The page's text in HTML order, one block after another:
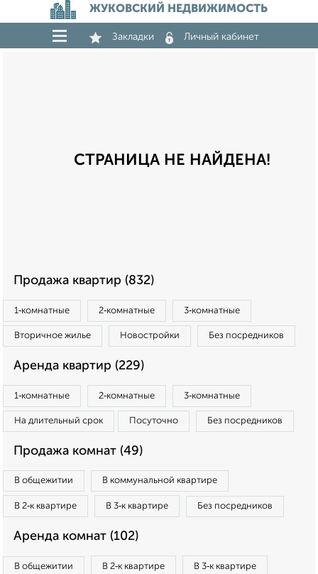
ЖУКОВСКИЙ НЕДВИЖИМОСТЬ
Закладки Личный кабинет
СТРАНИЦА НЕ НАЙДЕНА!
Продажа квартир (832)
1‑комнатные 2‑комнатные 3‑комнатные
Вторичное жилье Новостройки Без посредников
Аренда квартир (229)
1‑комнатные 2‑комнатные 3‑комнатные
На длительный срок Посуточно Без посредников
Продажа комнат (49)
В общежитии В коммунальной квартире
В 2‑к квартире В 3‑к квартире Без посредников
Аренда комнат (102)
В общежитии В 2‑к квартире В 3‑к квартире